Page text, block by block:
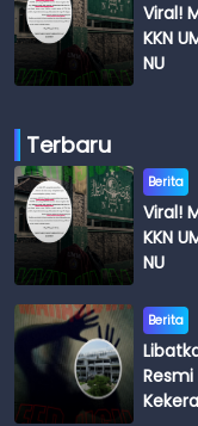
Viral!
KKN
NU
Terbaru
Berita
Viral!
KKN
NU
Berita